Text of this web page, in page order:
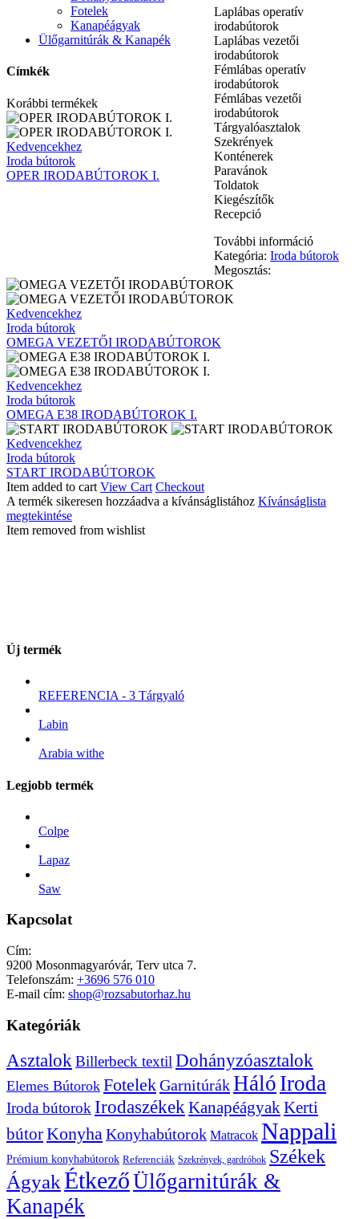
Laplábas operatív
irodabútorok
Laplábas vezetői
irodabútorok
Fémlábas operatív
irodabútorok
Fémlábas vezetői
irodabútorok
Tárgyalóasztalok
Szekrények
Konténerek
Paravánok
Toldatok
Kiegészítők
Recepció
További információ
Kategória:Iroda bútorok
Megosztás:
Fotelek
Kanapéágyak
Ülőgarnitúrák & Kanapék
Címkék
Korábbi termékek
OPER
IRODABÚTOROK
I.
Kedvencekhez
Iroda bútorok
OPER IRODABÚTOROK I.
OMEGA
VEZETŐI
IRODABÚTOROK
Kedvencekhez
Iroda bútorok
OMEGA VEZETŐI IRODABÚTOROK
OMEGA
E38
IRODABÚTOROK
I.
Kedvencekhez
Iroda bútorok
OMEGA E38 IRODABÚTOROK I.
START
IRODABÚTOROK
Kedvencekhez
Iroda bútorok
START IRODABÚTOROK
Item added to cart View Cart Checkout
A termék sikeresen hozzáadva a kívánságlistához Kívánságlista
megtekintése
Item removed from wishlist
Új termék
REFERENCIA - 3 Tárgyaló
Labin
Arabia withe
Legjobb termék
Colpe
Lapaz
Saw
Kapcsolat
Cím:
9200 Mosonmagyaróvár, Terv utca 7.
Telefonszám: +3696 576 010
E-mail cím: shop@rozsabutorhaz.hu
Kategóriák
Asztalok Billerbeck textil Dohányzóasztalok
Elemes Bútorok FotelekGarnitúrákHáló Iroda
Iroda bútorok Irodaszékek Kanapéágyak Kerti
bútorKonyha Konyhabútorok Matracok Nappali
Prémium konyhabútorok Referenciák Szekrények, gardróbok Székek
ÁgyakÉtkezőÜlőgarnitúrák &
Kanapék